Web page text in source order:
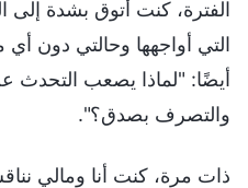
الفترة، كنت أتوق بشدة
التي أواجهها وحالتي دون
أيضًا: "لماذا يصعب التحدث
والتصرف بصدق؟".
ذات مرة، كنت أنا ومالي